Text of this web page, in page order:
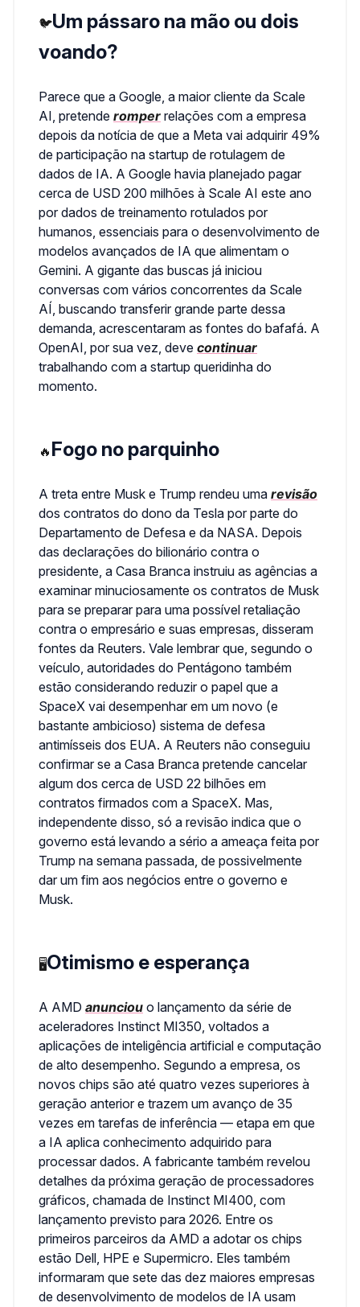
🐦Um pássaro na mão ou dois
voando?
Parece que a Google, a maior cliente da Scale
AI, pretende romper relações com a empresa
depois da notícia de que a Meta vai adquirir 49%
de participação na startup de rotulagem de
dados de IA. A Google havia planejado pagar
cerca de USD 200 milhões à Scale AI este ano
por dados de treinamento rotulados por
humanos, essenciais para o desenvolvimento de
modelos avançados de IA que alimentam o
Gemini. A gigante das buscas já iniciou
conversas com vários concorrentes da Scale
AÍ, buscando transferir grande parte dessa
demanda, acrescentaram as fontes do bafafá. A
OpenAI, por sua vez, deve continuar
trabalhando com a startup queridinha do
momento.
🔥 Fogo no parquinho
A treta entre Musk e Trump rendeu uma revisão
dos contratos do dono da Tesla por parte do
Departamento de Defesa e da NASA. Depois
das declarações do bilionário contra o
presidente, a Casa Branca instruiu as agências a
examinar minuciosamente os contratos de Musk
para se preparar para uma possível retaliação
contra o empresário e suas empresas, disseram
fontes da Reuters. Vale lembrar que, segundo o
veículo, autoridades do Pentágono também
estão considerando reduzir o papel que a
SpaceX vai desempenhar em um novo (e
bastante ambicioso) sistema de defesa
antimísseis dos EUA. A Reuters não conseguiu
confirmar se a Casa Branca pretende cancelar
algum dos cerca de USD 22 bilhões em
contratos firmados com a SpaceX. Mas,
independente disso, só a revisão indica que o
governo está levando a sério a ameaça feita por
Trump na semana passada, de possivelmente
dar um fim aos negócios entre o governo e
Musk.
🖥️Otimismo e esperança
A AMD anunciou o lançamento da série de
aceleradores Instinct MI350, voltados a
aplicações de inteligência artificial e computação
de alto desempenho. Segundo a empresa, os
novos chips são até quatro vezes superiores à
geração anterior e trazem um avanço de 35
vezes em tarefas de inferência — etapa em que
a IA aplica conhecimento adquirido para
processar dados. A fabricante também revelou
detalhes da próxima geração de processadores
gráficos, chamada de Instinct MI400, com
lançamento previsto para 2026. Entre os
primeiros parceiros da AMD a adotar os chips
estão Dell, HPE e Supermicro. Eles também
informaram que sete das dez maiores empresas
de desenvolvimento de modelos de IA usam